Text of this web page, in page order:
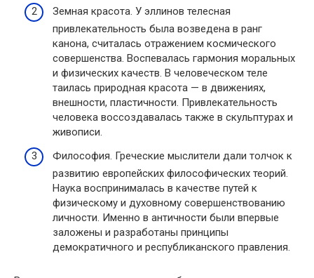
Земная красота. У эллинов телесная
привлекательность была возведена в ранг
канона, считалась отражением космического
совершенства. Воспевалась гармония моральных
и физических качеств. В человеческом теле
таилась природная красота — в движениях,
внешности, пластичности. Привлекательность
человека воссоздавалась также в скульптурах и
живописи.
Философия. Греческие мыслители дали толчок к
развитию европейских философических теорий.
Наука воспринималась в качестве путей к
физическому и духовному совершенствованию
личности. Именно в античности были впервые
заложены и разработаны принципы
демократичного и республиканского правления.